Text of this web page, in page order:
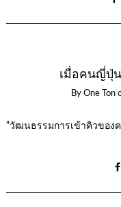
เมื่อคนญี่ปุ่น
By One Ton
“วัฒนธรรมการเข้าคิวของ